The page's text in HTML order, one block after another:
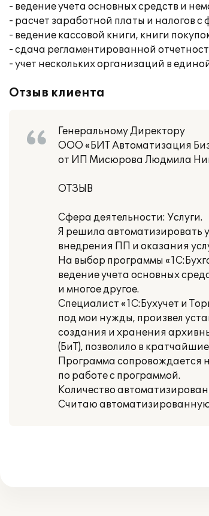
- ведение учета основных средств и
- расчет заработной платы и налогов
- ведение кассовой книги, книги
- сдача регламентированной
- учет нескольких организаций в
Отзыв клиента
Генеральному Директору
ООО «БИТ Автоматизация
от ИП Мисюрова Людмила
ОТЗЫВ
Сфера деятельности: Услуги.
Я решила автоматизировать
внедрения ПП и оказания
На выбор программы
ведение учета основных
и многое другое.
Специалист «1С:Бухучет и
под мои нужды, произвел
создания и хранения
(БиТ), позволило в
Программа сопровождается
по работе с программой.
Количество
Считаю